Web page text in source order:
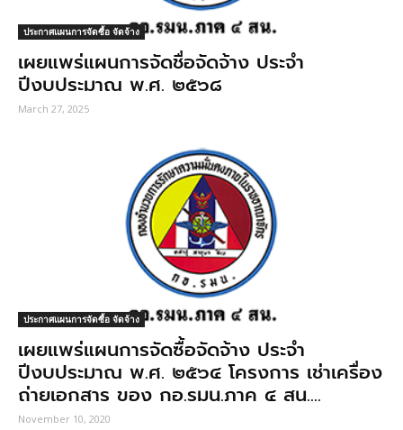
ประกาศแผนการจัดซื้อ จัดจ้าง
เผยแพร่แผนการจัดชื่อจัดจ้าง ประจำ
ปีงบประมาณ พ.ศ. ๒๕๖๘
March 27, 2025
ประกาศแผนการจัดซื้อ จัดจ้าง
เผยแพร่แผนการจัดซื้อจัดจ้าง ประจำ
ปีงบประมาณ พ.ศ. ๒๕๖๔ โครงการ เช่าเครื่อง
ถ่ายเอกสาร ของ กอ.รมน.ภาค ๔ สน....
November 10, 2020